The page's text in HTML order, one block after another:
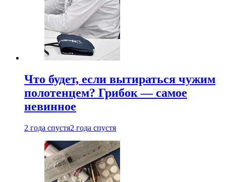
Что будет, если вытираться чужим
полотенцем? Грибок — самое
невинное
2 года спустя2 года спустя